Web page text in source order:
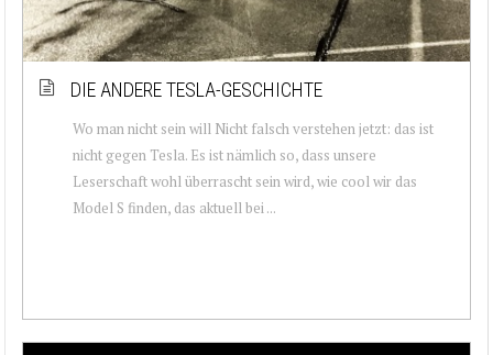
DIE ANDERE TESLA-GESCHICHTE
Wo man nicht sein will Nicht falsch verstehen jetzt: das ist
nicht gegen Tesla. Es ist nämlich so, dass unsere
Leserschaft wohl überrascht sein wird, wie cool wir das
Model S finden, das aktuell bei ...